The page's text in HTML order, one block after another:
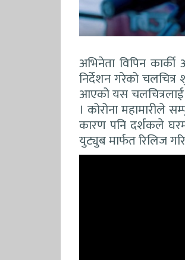
अभिनेता विपिन
निर्देशन गरेको
आएको यस
। कोरोना महामारीले
कारण पनि दर्शकले
युट्युब मार्फत रिलिज